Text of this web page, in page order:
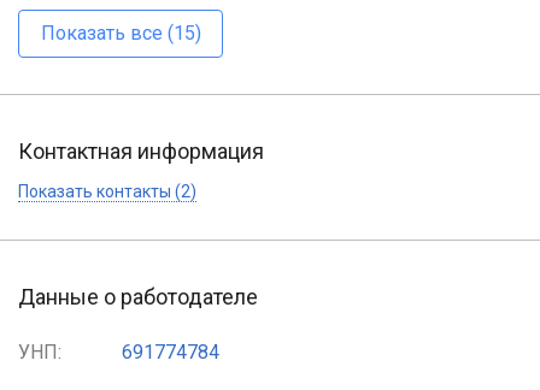
Показать все (15)
Контактная информация
Показать контакты (2)
Данные о работодателе
УНП: 691774784